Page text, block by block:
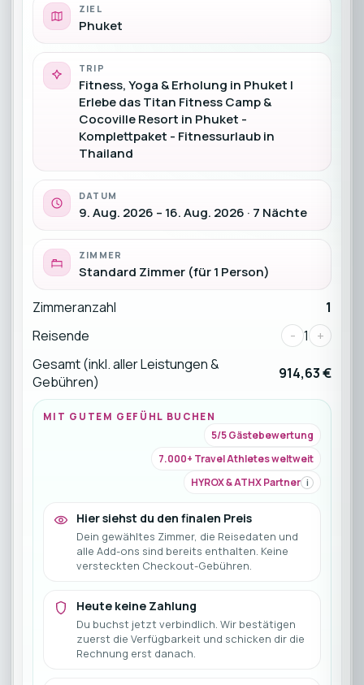
ZIEL
Phuket
TRIP
Fitness, Yoga & Erholung in Phuket |
Erlebe das Titan Fitness Camp &
Cocoville Resort in Phuket -
Komplettpaket - Fitnessurlaub in
Thailand
DATUM
9. Aug. 2026 – 16. Aug. 2026 · 7 Nächte
ZIMMER
Standard Zimmer (für 1 Person)
Zimmeranzahl
1
Reisende
- 1 +
Gesamt (inkl. aller Leistungen &
Gebühren)
914,63 €
MIT GUTEM GEFÜHL BUCHEN
5/5 Gästebewertung
7.000+ Travel Athletes weltweit
HYROX & ATHX Partner i
Hier siehst du den finalen Preis
Dein gewähltes Zimmer, die Reisedaten und
alle Add-ons sind bereits enthalten. Keine
versteckten Checkout-Gebühren.
Heute keine Zahlung
Du buchst jetzt verbindlich. Wir bestätigen
zuerst die Verfügbarkeit und schicken dir die
Rechnung erst danach.